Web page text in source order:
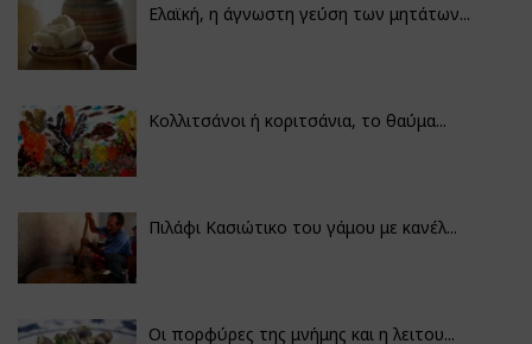
Ελαϊκή, η άγνωστη γεύση των μητάτων...
Κολλιτσάνοι ή κοριτσάνια, το θαύμα...
Πιλάφι Κασιώτικο του γάμου με κανέλ...
Οι πορφύρες της μνήμης και η λειτου...